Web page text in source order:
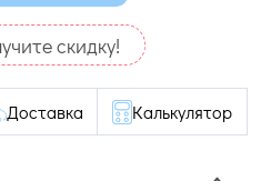
cкидку!
Доставка Калькулятор